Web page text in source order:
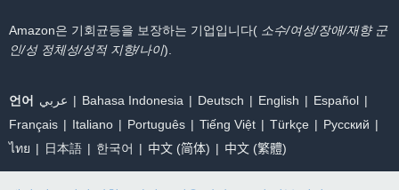
Amazon은 기회균등을 보장하는 기업입니다( 소수/여성/장애/재향 군
인/성 정체성/성적 지향/나이).
언어 عربي Bahasa Indonesia Deutsch English
Español
Français
Italiano Português Tiếng Việt Türkçe
Ρусский
ไทย
日本語 한국어 中文 (简体) 中文 (繁體)